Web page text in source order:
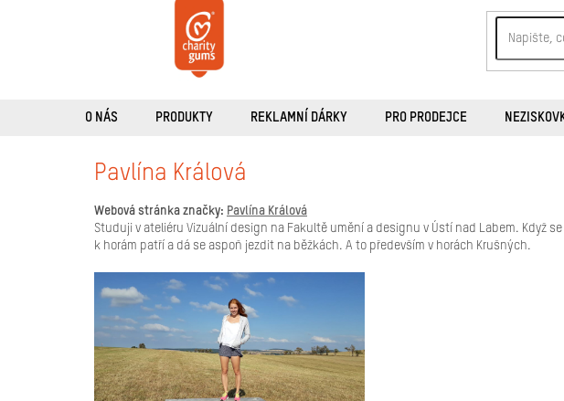
O NÁS PRODUKTY REKLAMNÍ DÁRKY PRO PRODEJCE
Pavlína Králová
Webová stránka značky: Pavlína Králová
Studuji v ateliéru Vizuální design na Fakultě umění a designu v Ústí nad Labem. Když
k horám patří a dá se aspoň jezdit na běžkách. A to především v horách Krušných.